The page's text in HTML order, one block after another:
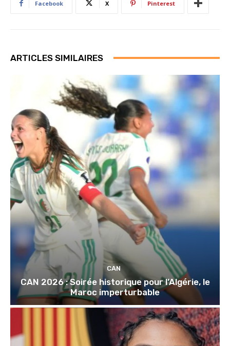
Facebook X Pinterest
ARTICLES SIMILAIRES
CAN
CAN 2026 : Soirée historique pour l’Algérie, le
Maroc imperturbable